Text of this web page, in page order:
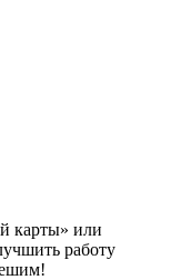
карты» или
работу